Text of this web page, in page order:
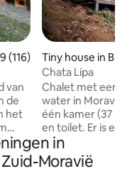
beoordeling van
(116)
van
de
het
te
Tiny house in
Chata Lípa
Chalet met een
water in
één kamer (37
en toilet. Er is
keuken
voorzien door
infraroodpaneel.
in
Moravië